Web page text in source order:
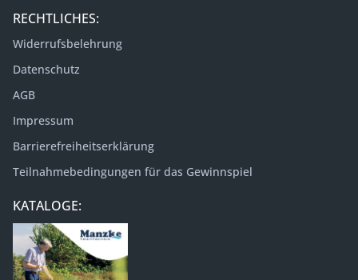
RECHTLICHES:
Widerrufsbelehrung
Datenschutz
AGB
Impressum
Barrierefreiheitserklärung
Teilnahmebedingungen für das Gewinnspiel
KATALOGE: